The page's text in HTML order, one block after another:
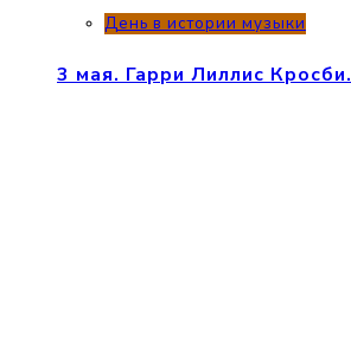
День в истории музыки
3 мая. Гарри Лиллис Кросби.